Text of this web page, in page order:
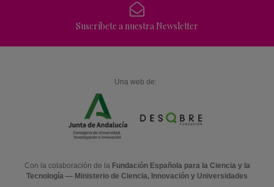
Suscríbete a nuestra Newsletter
Una web de:
Con la colaboración de la Fundación Española para la Ciencia y la
Tecnología — Ministerio de Ciencia, Innovación y Universidades